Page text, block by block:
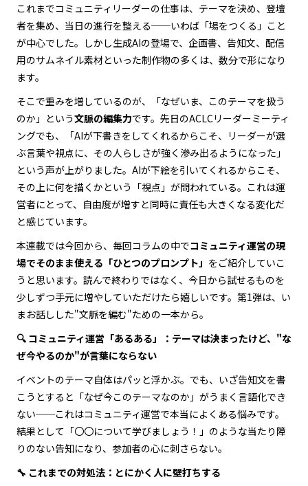
これまでコミュニティリーダーの仕事は、テーマを決め、登壇
者を集め、当日の進行を整える──いわば「場をつくる」こと
が中心でした。しかし生成AIの登場で、企画書、告知文、配信
用のサムネイル素材といった制作物の多くは、数分で形になり
ます。
そこで重みを増しているのが、「なぜいま、このテーマを扱う
のか」という文脈の編集力です。先日のACLCリーダーミーティ
ングでも、「AIが下書きをしてくれるからこそ、リーダーが選
ぶ言葉や視点に、その人らしさが強く滲み出るようになった」
という声が上がりました。AIが下絵を引いてくれるからこそ、
その上に何を描くかという「視点」が問われている。これは運
営者にとって、自由度が増すと同時に責任も大きくなる変化だ
と感じています。
本連載では今回から、毎回コラムの中でコミュニティ運営の現
場でそのまま使える「ひとつのプロンプト」 をご紹介していこ
うと思います。読んで終わりではなく、今日から試せるものを
少しずつ手元に増やしていただけたら嬉しいです。第1弾は、い
まお話しした"文脈を編む"ための一本から。
🔍 コミュニティ運営「あるある」：テーマは決まったけど、"な
ぜ今やるのか"が言葉にならない
イベントのテーマ自体はパッと浮かぶ。でも、いざ告知文を書
こうとすると「なぜ今このテーマなのか」がうまく言語化でき
ない──これはコミュニティ運営で本当によくある悩みです。
結果として「〇〇について学びましょう！」のような当たり障
りのない告知になり、参加者の心に刺さらない。
🔧 これまでの対処法：とにかく人に壁打ちする